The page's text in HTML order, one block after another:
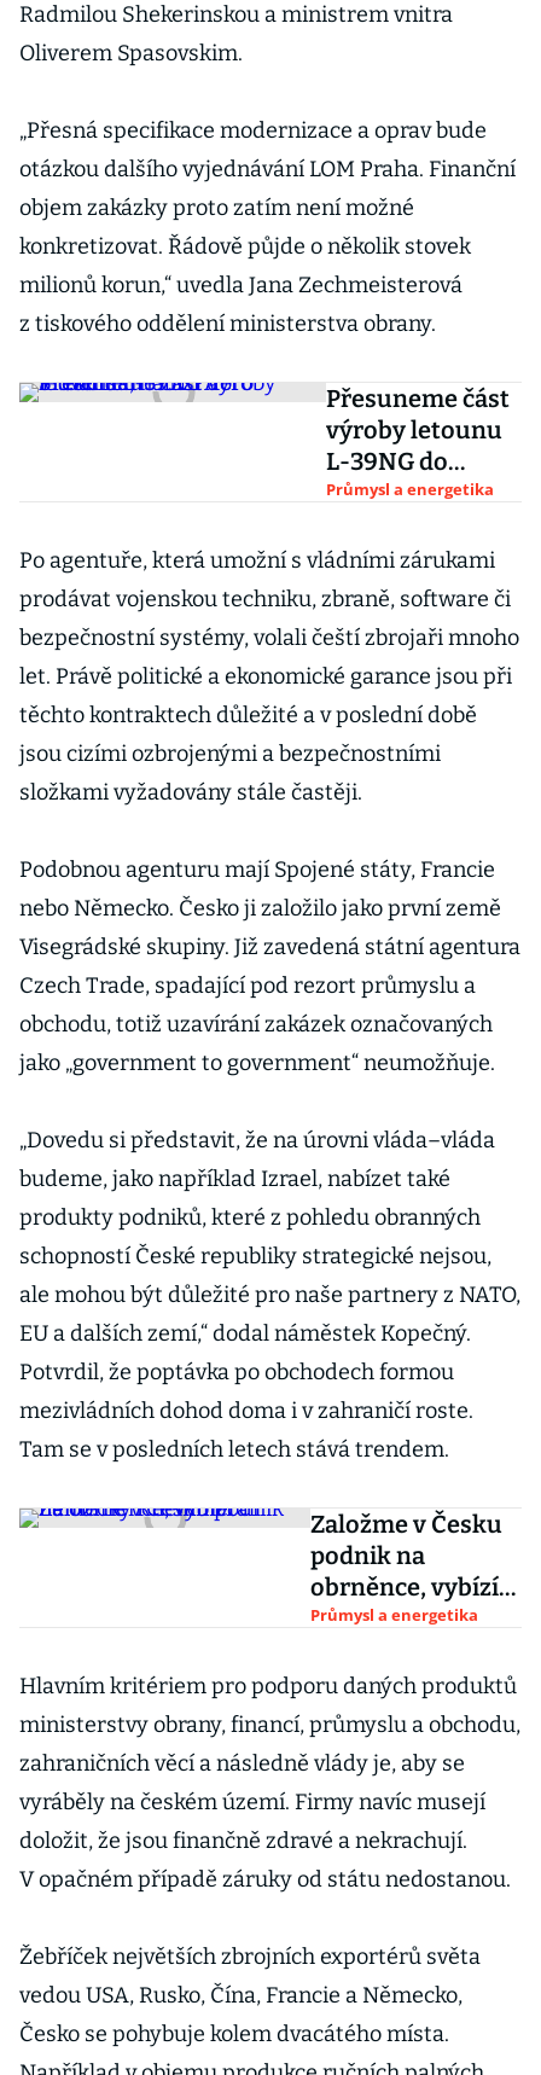
Radmilou Shekerinskou a ministrem vnitra
Oliverem Spasovskim.
„Přesná specifikace modernizace a oprav bude
otázkou dalšího vyjednávání LOM Praha. Finanční
objem zakázky proto zatím není možné
konkretizovat. Řádově půjde o několik stovek
milionů korun,“ uvedla Jana Zechmeisterová
z tiskového oddělení ministerstva obrany.
Přesuneme část
výroby letounu
L-39NG do
Trenčína, nabízí
Průmysl a energetika
Po agentuře, která umožní s vládními zárukami
prodávat vojenskou techniku, zbraně, software či
bezpečnostní systémy, volali čeští zbrojaři mnoho
let. Právě politické a ekonomické garance jsou při
těchto kontraktech důležité a v poslední době
jsou cizími ozbrojenými a bezpečnostními
složkami vyžadovány stále častěji.
Podobnou agenturu mají Spojené státy, Francie
nebo Německo. Česko ji založilo jako první země
Visegrádské skupiny. Již zavedená státní agentura
Czech Trade, spadající pod rezort průmyslu a
obchodu, totiž uzavírání zakázek označovaných
jako „government to government“ neumožňuje.
„Dovedu si představit, že na úrovni vláda–vláda
budeme, jako například Izrael, nabízet také
produkty podniků, které z pohledu obranných
schopností České republiky strategické nejsou,
ale mohou být důležité pro naše partnery z NATO,
EU a dalších zemí,“ dodal náměstek Kopečný.
Potvrdil, že poptávka po obchodech formou
mezivládních dohod doma i v zahraničí roste.
Tam se v posledních letech stává trendem.
Založme v Česku
podnik na
obrněnce, vybízí
německý
Průmysl a energetika
Hlavním kritériem pro podporu daných produktů
ministerstvy obrany, financí, průmyslu a obchodu,
zahraničních věcí a následně vlády je, aby se
vyráběly na českém území. Firmy navíc musejí
doložit, že jsou finančně zdravé a nekrachují.
V opačném případě záruky od státu nedostanou.
Žebříček největších zbrojních exportérů světa
vedou USA, Rusko, Čína, Francie a Německo,
Česko se pohybuje kolem dvacátého místa.